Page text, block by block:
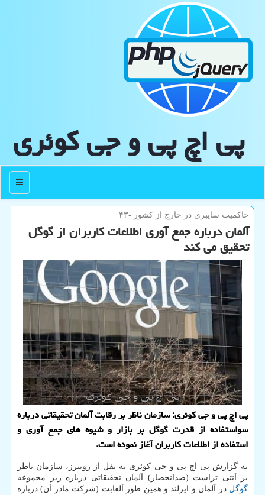
پی اچ پی و جی كوئری
منو
حاكمیت سایبری در خارج از كشور -۴۳
آلمان درباره جمع آوری اطلاعات كاربران از گوگل
تحقیق می كند
پی اچ پی و جی کوئری: سازمان ناظر بر رقابت آلمان تحقیقاتی درباره
سواستفاده از قدرت گوگل بر بازار و شیوه های جمع آوری و
استفاده از اطلاعات کاربران آغاز نموده است.
به گزارش پی اچ پی و جی کوئری به نقل از رویترز، سازمان ناظر
بر آنتی تراست (ضدانحصار) آلمان تحقیقاتی درباره زیر مجموعه
گوگل در آلمان و ایرلند و همین طور آلفابت (شرکت مادر آن) درباره